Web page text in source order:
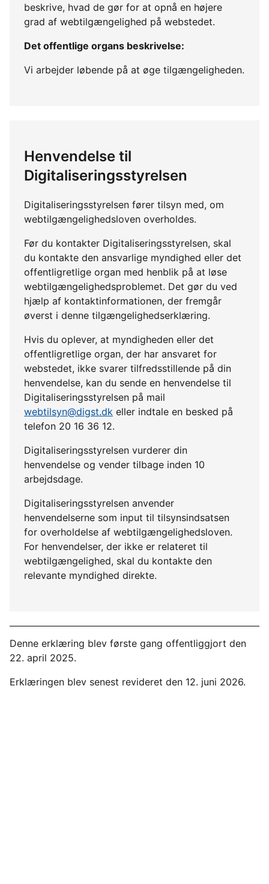
beskrive, hvad de gør for at opnå en højere
grad af webtilgængelighed på webstedet.
Det offentlige organs beskrivelse:
Vi arbejder løbende på at øge tilgængeligheden.
Henvendelse til
Digitaliseringsstyrelsen
Digitaliseringsstyrelsen fører tilsyn med, om
webtilgængelighedsloven overholdes.
Før du kontakter Digitaliseringsstyrelsen, skal
du kontakte den ansvarlige myndighed eller det
offentligretlige organ med henblik på at løse
webtilgængelighedsproblemet. Det gør du ved
hjælp af kontaktinformationen, der fremgår
øverst i denne tilgængelighedserklæring.
Hvis du oplever, at myndigheden eller det
offentligretlige organ, der har ansvaret for
webstedet, ikke svarer tilfredsstillende på din
henvendelse, kan du sende en henvendelse til
Digitaliseringsstyrelsen på mail
webtilsyn@digst.dk eller indtale en besked på
telefon 20 16 36 12.
Digitaliseringsstyrelsen vurderer din
henvendelse og vender tilbage inden 10
arbejdsdage.
Digitaliseringsstyrelsen anvender
henvendelserne som input til tilsynsindsatsen
for overholdelse af webtilgængelighedsloven.
For henvendelser, der ikke er relateret til
webtilgængelighed, skal du kontakte den
relevante myndighed direkte.
Denne erklæring blev første gang offentliggjort den
22. april 2025.
Erklæringen blev senest revideret den 12. juni 2026.